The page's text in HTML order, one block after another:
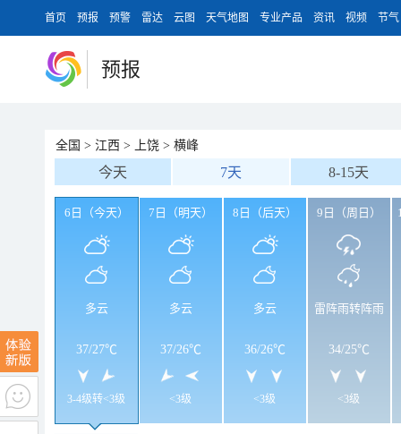
首页 预报 预警 雷达 云图 天气地图 专业产品 资讯 视频 节气
预报
全国 > 江西 > 上饶 > 横峰
今天 7天 8-15天
6日（今天）
多云
37/27℃
3-4级转<3级
7日（明天）
多云
37/26℃
<3级
8日（后天）
多云
36/26℃
<3级
9日（周日）
雷阵雨转阵雨
34/25℃
<3级